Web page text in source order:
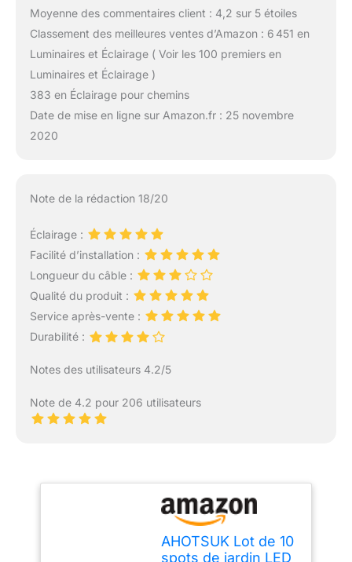
Moyenne des commentaires client : 4,2 sur 5 étoiles
Classement des meilleures ventes d’Amazon : 6 451 en
Luminaires et Éclairage ( Voir les 100 premiers en
Luminaires et Éclairage )
383 en Éclairage pour chemins
Date de mise en ligne sur Amazon.fr : 25 novembre
2020
Note de la rédaction 18/20
Éclairage :
Facilité d’installation :
Longueur du câble :
Qualité du produit :
Service après-vente :
Durabilité :
Notes des utilisateurs 4.2/5
Note de 4.2 pour 206 utilisateurs
AHOTSUK Lot de 10
spots de jardin LED